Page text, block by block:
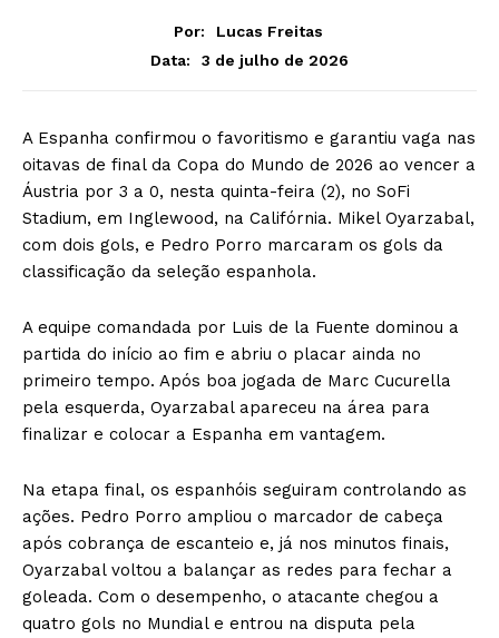
Por:
Lucas Freitas
Data:
3 de julho de 2026
A Espanha confirmou o favoritismo e garantiu vaga nas
oitavas de final da Copa do Mundo de 2026 ao vencer a
Áustria por 3 a 0, nesta quinta-feira (2), no SoFi
Stadium, em Inglewood, na Califórnia. Mikel Oyarzabal,
com dois gols, e Pedro Porro marcaram os gols da
classificação da seleção espanhola.
A equipe comandada por Luis de la Fuente dominou a
partida do início ao fim e abriu o placar ainda no
primeiro tempo. Após boa jogada de Marc Cucurella
pela esquerda, Oyarzabal apareceu na área para
finalizar e colocar a Espanha em vantagem.
Na etapa final, os espanhóis seguiram controlando as
ações. Pedro Porro ampliou o marcador de cabeça
após cobrança de escanteio e, já nos minutos finais,
Oyarzabal voltou a balançar as redes para fechar a
goleada. Com o desempenho, o atacante chegou a
quatro gols no Mundial e entrou na disputa pela